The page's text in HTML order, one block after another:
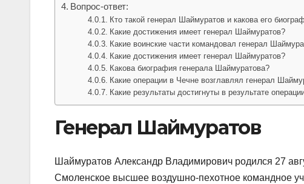
Вопрос-ответ:
Кто такой генерал Шаймуратов и какова его
Какие достижения имеет генерал Шаймуратов?
Какие воинские части командовал генерал
Какие достижения имеет генерал Шаймуратов?
Какова биография генерала Шаймуратова?
Какие операции в Чечне возглавлял генерал
Какие результаты достигнуты в результате
Генерал Шаймуратов
Шаймуратов Александр Владимирович родился 27
Смоленское высшее воздушно-пехотное командное